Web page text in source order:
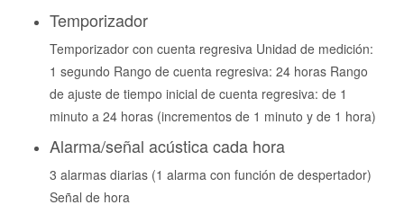
Temporizador
Temporizador con cuenta regresiva Unidad de medición:
1 segundo Rango de cuenta regresiva: 24 horas Rango
de ajuste de tiempo inicial de cuenta regresiva: de 1
minuto a 24 horas (incrementos de 1 minuto y de 1 hora)
Alarma/señal acústica cada hora
3 alarmas diarias (1 alarma con función de despertador)
Señal de hora